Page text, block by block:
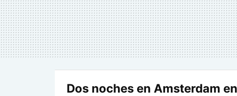
Dos noches en Amsterdam